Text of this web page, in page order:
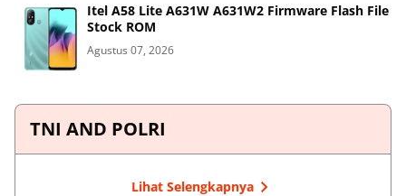
Itel A58 Lite A631W A631W2 Firmware Flash File
Stock ROM
Agustus 07, 2026
TNI AND POLRI
Lihat Selengkapnya